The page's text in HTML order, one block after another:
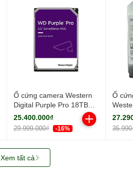
Ổ cứng camera Western
Digital Purple Pro 18TB
WD181PURP (3.5Inch/
7200rpm/ Cache 256MB/
SATA3)
25.400.000₫
29.999.000₫ -16%
Ổ
18TB
Xem tất cả